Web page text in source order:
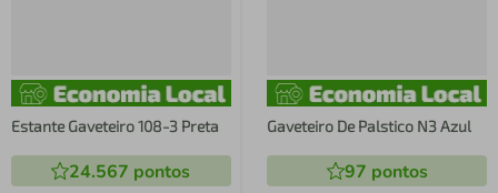
Estante Gaveteiro 108-3 Preta
24.567 pontos
Gaveteiro De Palstico N3 Azul
97 pontos